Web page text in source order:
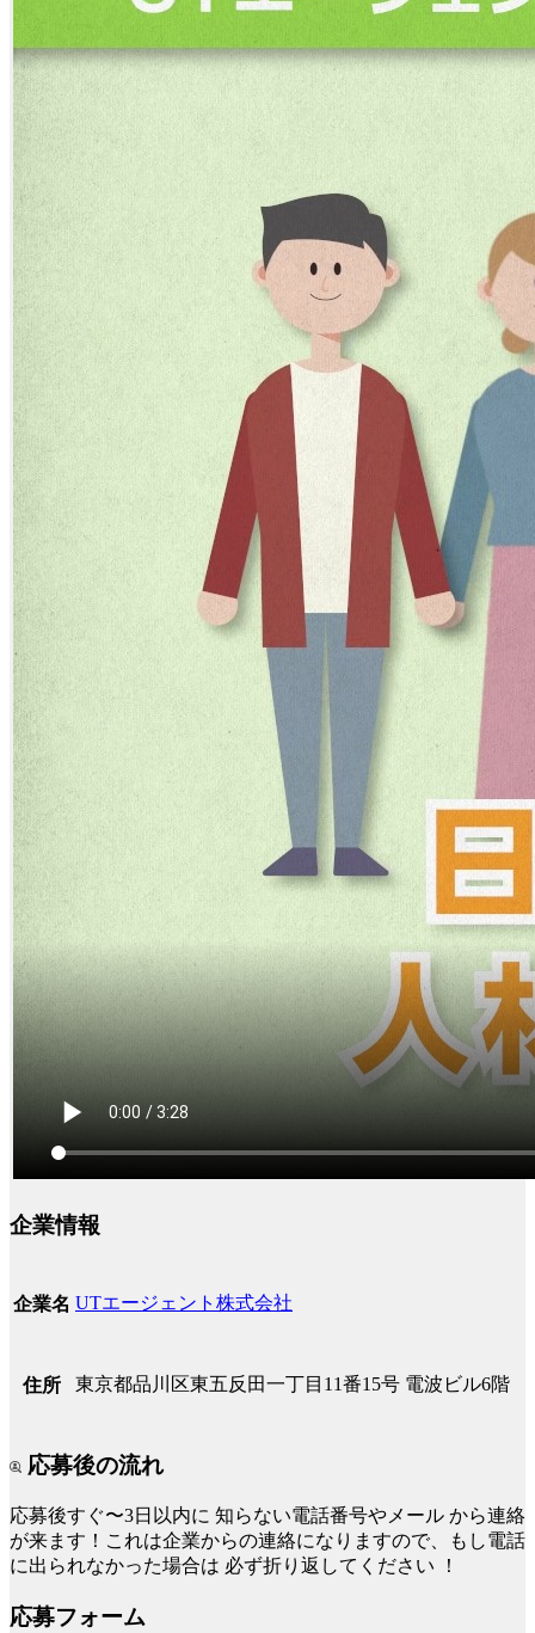
企業情報
企業名 UTエージェント株式会社
住所 東京都品川区東五反田一丁目11番15号 電波ビル6階
応募後の流れ
応募後すぐ〜3日以内に 知らない電話番号やメール から連絡
が来ます！これは企業からの連絡になりますので、もし電話
に出られなかった場合は 必ず折り返してください ！
応募フォーム